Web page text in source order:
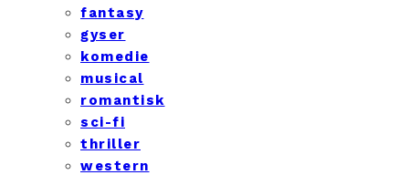
fantasy
gyser
komedie
musical
romantisk
sci-fi
thriller
western